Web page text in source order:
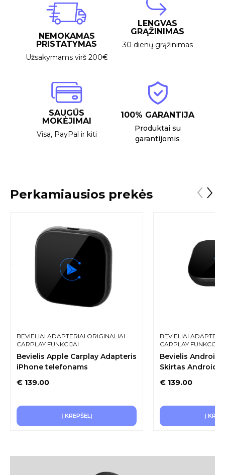
NEMOKAMAS
PRISTATYMAS
Užsakymams virš 200€
LENGVAS
GRĄŽINIMAS
30 dienų grąžinimas
SAUGŪS
MOKĖJIMAI
Visa, PayPal ir kiti
100% GARANTIJA
Produktai su
garantijomis
Perkamiausios prekės
BEVIELIAI ADAPTERIAI ORIGINALIAI
CARPLAY FUNKCIJAI
Bevielis Apple Carplay Adapteris
iPhone telefonams
€ 139.00
Į KREPŠELĮ
BEVIELIAI
CARPLAY FUNKCIJAI
Bevielis Android
Skirtas Android
€ 139.00
Į